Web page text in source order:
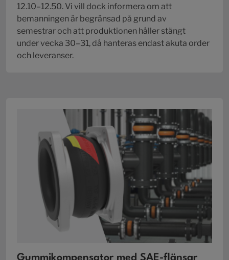
12.10–12.50. Vi vill dock informera om att
bemanningen är begränsad på grund av
semestrar och att produktionen håller stängt
under vecka 30–31, då hanteras endast akuta order
och leveranser.